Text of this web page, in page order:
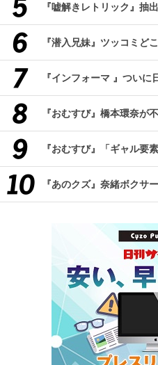
『嘘解きレトリック』抽
『潜入兄妹』ツッコミど
『インフォーマ 』ついに
『おむすび』橋本環奈が
『おむすび』「ギャル要
『あのクズ』奈緒ボクサ